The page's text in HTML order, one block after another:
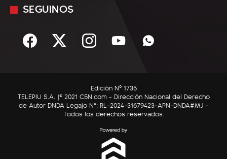
Sociedad
C5N Autos
RatingCero
Mediakit
Términos y condiciones
SEGUINOS
Edición Nº 1735
TELEPIU S.A. |© 2021 C5N.com - Dirección Nacional del Derecho
de Autor DNDA Legajo N°: RL-2024-31679423-APN-DNDA#MJ -
Todos los derechos reservados.